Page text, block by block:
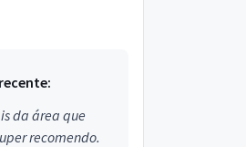
da área que
recomendo.